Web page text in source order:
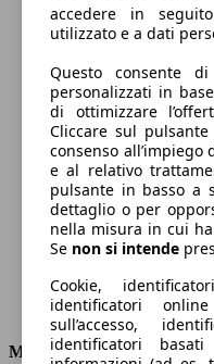
Carburante
112 g/km
Emissioni di CO2
Consumi
Motore e Prestazioni
accedere in
utilizzato e a dati
Questo consente
personalizzati in
di ottimizzare
Cliccare sul
consenso
e al relativo
pulsante in basso a
dettaglio o per
nella misura in cui
Se non si intende
Cookie,
identificatori
sull’accesso,
identificatori